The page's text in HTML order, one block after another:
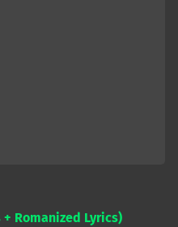
+ Romanized Lyrics)